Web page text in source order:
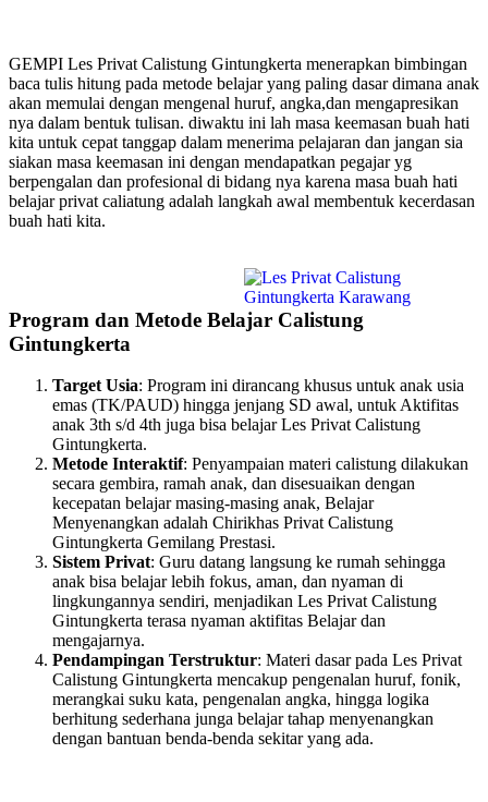
GEMPI Les Privat Calistung Gintungkerta menerapkan bimbingan
baca tulis hitung pada metode belajar yang paling dasar dimana anak
akan memulai dengan mengenal huruf, angka,dan mengapresikan
nya dalam bentuk tulisan. diwaktu ini lah masa keemasan buah hati
kita untuk cepat tanggap dalam menerima pelajaran dan jangan sia
siakan masa keemasan ini dengan mendapatkan pegajar yg
berpengalan dan profesional di bidang nya karena masa buah hati
belajar privat caliatung adalah langkah awal membentuk kecerdasan
buah hati kita.
Program dan Metode Belajar Calistung
Gintungkerta
Target Usia: Program ini dirancang khusus untuk anak usia
emas (TK/PAUD) hingga jenjang SD awal, untuk Aktifitas
anak 3th s/d 4th juga bisa belajar Les Privat Calistung
Gintungkerta.
Metode Interaktif: Penyampaian materi calistung dilakukan
secara gembira, ramah anak, dan disesuaikan dengan
kecepatan belajar masing-masing anak, Belajar
Menyenangkan adalah Chirikhas Privat Calistung
Gintungkerta Gemilang Prestasi.
Sistem Privat: Guru datang langsung ke rumah sehingga
anak bisa belajar lebih fokus, aman, dan nyaman di
lingkungannya sendiri, menjadikan Les Privat Calistung
Gintungkerta terasa nyaman aktifitas Belajar dan
mengajarnya.
Pendampingan Terstruktur: Materi dasar pada Les Privat
Calistung Gintungkerta mencakup pengenalan huruf, fonik,
merangkai suku kata, pengenalan angka, hingga logika
berhitung sederhana junga belajar tahap menyenangkan
dengan bantuan benda-benda sekitar yang ada.